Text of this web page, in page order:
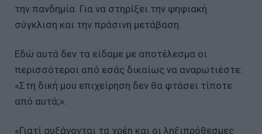
την πανδημία. Για να στηρίξει την ψηφιακή
σύγκλιση και την πράσινη μετάβαση.
Εδώ αυτά δεν τα είδαμε με αποτέλεσμα οι
περισσότεροι από εσάς δικαίως να αναρωτιέστε:
«Στη δική μου επιχείρηση δεν θα φτάσει τίποτε
από αυτά;».
«Γιατί αυξάνονται τα χρέη και οι ληξιπρόθεσμες